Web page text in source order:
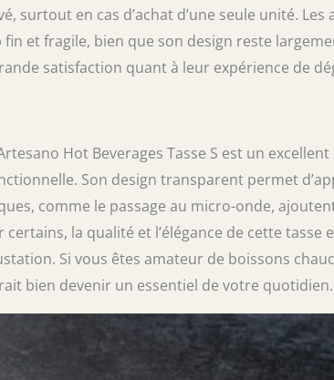
surtout en cas d’achat d’une seule unité.
et fragile, bien que son design reste
satisfaction quant à leur expérience de
Hot Beverages Tasse S est un
Son design transparent permet
comme le passage au micro-onde,
la qualité et l’élégance de cette
Si vous êtes amateur de boissons
bien devenir un essentiel de votre quotidien.